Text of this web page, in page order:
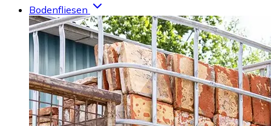
Bodenfliesen